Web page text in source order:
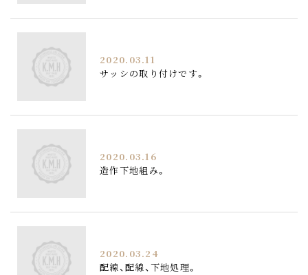
2020.03.11
サッシの取り付けです。
2020.03.16
造作下地組み。
2020.03.24
配線、配線、下地処理。